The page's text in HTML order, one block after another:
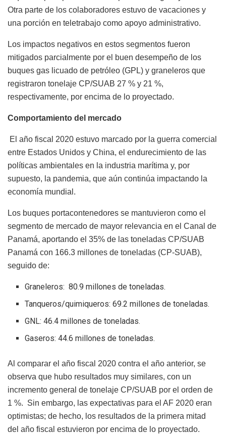
Otra parte de los colaboradores estuvo de vacaciones y
una porción en teletrabajo como apoyo administrativo.
Los impactos negativos en estos segmentos fueron
mitigados parcialmente por el buen desempeño de los
buques gas licuado de petróleo (GPL) y graneleros que
registraron tonelaje CP/SUAB 27 % y 21 %,
respectivamente, por encima de lo proyectado.
Comportamiento del mercado
El año fiscal 2020 estuvo marcado por la guerra comercial
entre Estados Unidos y China, el endurecimiento de las
políticas ambientales en la industria marítima y, por
supuesto, la pandemia, que aún continúa impactando la
economía mundial.
Los buques portacontenedores se mantuvieron como el
segmento de mercado de mayor relevancia en el Canal de
Panamá, aportando el 35% de las toneladas CP/SUAB
Panamá con 166.3 millones de toneladas (CP-SUAB),
seguido de:
Graneleros: 80.9 millones de toneladas.
Tanqueros/quimiqueros: 69.2 millones de toneladas.
GNL: 46.4 millones de toneladas.
Gaseros: 44.6 millones de toneladas.
Al comparar el año fiscal 2020 contra el año anterior, se
observa que hubo resultados muy similares, con un
incremento general de tonelaje CP/SUAB por el orden de
1 %. Sin embargo, las expectativas para el AF 2020 eran
optimistas; de hecho, los resultados de la primera mitad
del año fiscal estuvieron por encima de lo proyectado.